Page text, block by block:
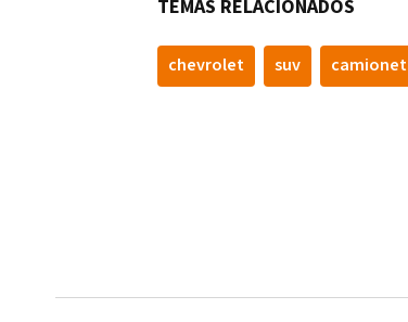
TEMAS RELACIONADOS
chevrolet suv